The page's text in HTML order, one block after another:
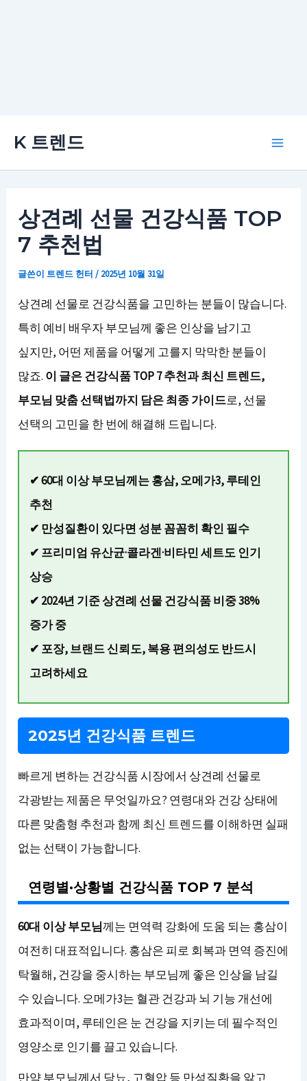
K 트렌드
상견례 선물 건강식품 TOP
7 추천법
글쓴이 트렌드 헌터/ 2025년 10월 31일
상견례 선물로 건강식품을 고민하는 분들이 많습니다.
특히 예비 배우자 부모님께 좋은 인상을 남기고
싶지만, 어떤 제품을 어떻게 고를지 막막한 분들이
많죠. 이 글은 건강식품 TOP 7 추천과 최신 트렌드,
부모님 맞춤 선택법까지 담은 최종 가이드로, 선물
선택의 고민을 한 번에 해결해 드립니다.
✔ 60대 이상 부모님께는 홍삼, 오메가3, 루테인
추천
✔ 만성질환이 있다면 성분 꼼꼼히 확인 필수
✔ 프리미엄 유산균·콜라겐·비타민 세트도 인기
상승
✔ 2024년 기준 상견례 선물 건강식품 비중 38%
증가 중
✔ 포장, 브랜드 신뢰도, 복용 편의성도 반드시
고려하세요
2025년 건강식품 트렌드
빠르게 변하는 건강식품 시장에서 상견례 선물로
각광받는 제품은 무엇일까요? 연령대와 건강 상태에
따른 맞춤형 추천과 함께 최신 트렌드를 이해하면 실패
없는 선택이 가능합니다.
연령별·상황별 건강식품 TOP 7 분석
60대 이상 부모님께는 면역력 강화에 도움 되는 홍삼이
여전히 대표적입니다. 홍삼은 피로 회복과 면역 증진에
탁월해, 건강을 중시하는 부모님께 좋은 인상을 남길
수 있습니다. 오메가3는 혈관 건강과 뇌 기능 개선에
효과적이며, 루테인은 눈 건강을 지키는 데 필수적인
영양소로 인기를 끌고 있습니다.
만약 부모님께서 당뇨, 고혈압 등 만성질환을 앓고